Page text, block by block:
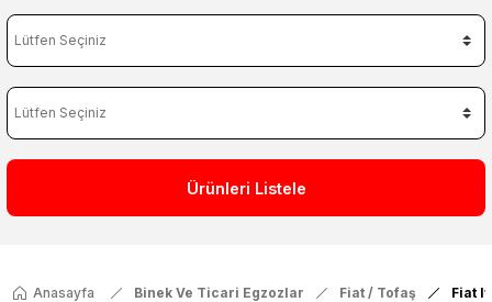
Ürünleri Listele
Anasayfa Binek Ve Ticari Egzozlar Fiat / Tofaş Fiat